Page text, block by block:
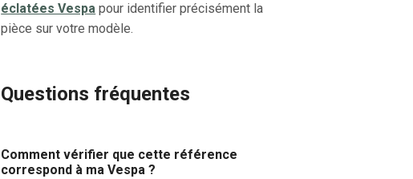
éclatées Vespa pour identifier précisément la
pièce sur votre modèle.
Questions fréquentes
Comment vérifier que cette référence
correspond à ma Vespa ?